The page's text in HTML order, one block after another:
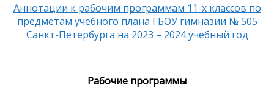
Аннотации к рабочим программам 11-х классов по
предметам учебного плана ГБОУ гимназии № 505
Санкт-Петербурга на 2023 – 2024 учебный год
Рабочие программы